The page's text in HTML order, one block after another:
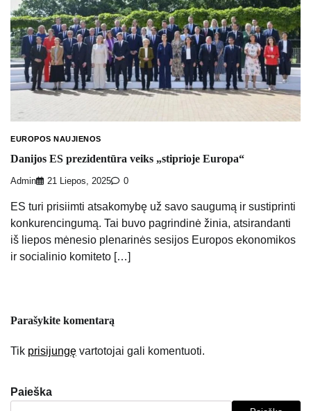
EUROPOS NAUJIENOS
Danijos ES prezidentūra veiks „stiprioje Europa“
Admin 21 Liepos, 2025 0
ES turi prisiimti atsakomybę už savo saugumą ir sustiprinti
konkurencingumą. Tai buvo pagrindinė žinia, atsirandanti
iš liepos mėnesio plenarinės sesijos Europos ekonomikos
ir socialinio komiteto […]
Parašykite komentarą
Tik prisijungę vartotojai gali komentuoti.
Paieška